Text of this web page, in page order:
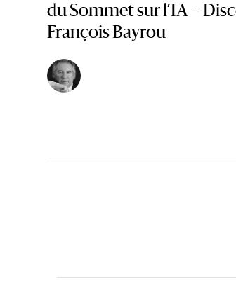
du Sommet sur l’IA –
François Bayrou